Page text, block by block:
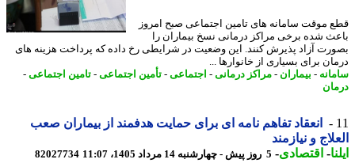
موقت سامانه های تامین اجتماعی صبح امروز
شده برخی مراکز درمانی نسخ بیماران را
آزاد پذیرش کنند. این وضعیت در شرایطی رخ داده که پرداخت هزینه های
برای بسیاری از خانوارها ...
-بیماران- مراکز درمانی-اجتماعی-تأمین اجتماعی-تامین اجتماعی-
انعقاد تفاهم نامه ای برای حمایت هدفمند از بیماران صعب
و نیازمند
-اقتصادی-5 روز پیش - چهارشنبه 14 مرداد 1405، 11:07 82027734